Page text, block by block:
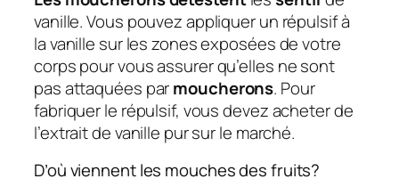
vanille. Vous pouvez appliquer un répulsif à
la vanille sur les zones exposées de votre
corps pour vous assurer qu’elles ne sont
pas attaquées parmoucherons. Pour
fabriquer le répulsif, vous devez acheter de
l’extrait de vanille pur sur le marché.
D’où viennent les mouches des fruits?